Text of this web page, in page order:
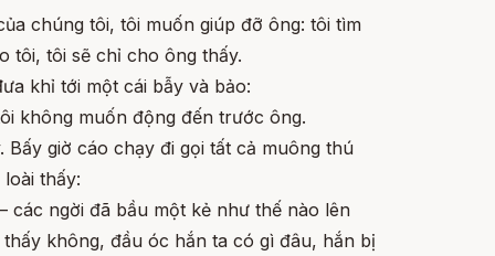
chúng tôi, tôi muốn giúp đỡ ông: tôi tìm
tôi, tôi sẽ chỉ cho ông thấy.
khỉ tới một cái bẫy và bảo:
không muốn động đến trước ông.
giờ cáo chạy đi gọi tất cả muông thú
thấy:
các ngời đã bầu một kẻ như thế nào lên
không, đầu óc hắn ta có gì đâu, hắn bị